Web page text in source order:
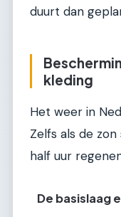
duurt dan
kleding
Het weer in
Zelfs als de
half uur
De basislaag